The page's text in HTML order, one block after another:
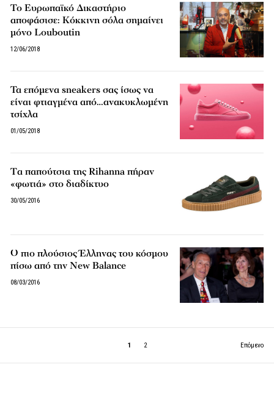
Το Ευρωπαϊκό Δικαστήριο
αποφάσισε: Κόκκινη σόλα σημαίνει
μόνο Louboutin
12/06/2018
Τα επόμενα sneakers σας ίσως να
είναι φτιαγμένα από…ανακυκλωμένη
τσίχλα
01/05/2018
Tα παπούτσια της Rihanna πήραν
«φωτιά» στο διαδίκτυο
30/05/2016
Ο πιο πλούσιος Έλληνας του κόσμου
πίσω από την New Balance
08/03/2016
1 2 Επόμενο